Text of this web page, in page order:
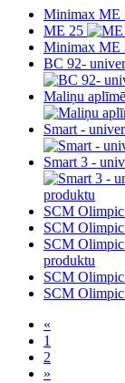
Minimax ME
ME 25
Minimax ME
BC 92-
Maliņu
Smart -
Smart 3 -
produktu
SCM
SCM
SCM
produktu
SCM
SCM
«
1
2
»